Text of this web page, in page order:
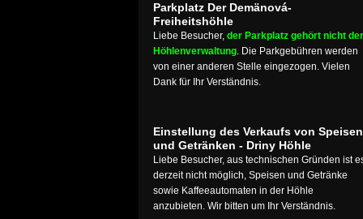
Parkplatz Der Demänová-
Freiheitshöhle
Liebe Besucher, der Parkplatz gehört nicht der
Höhlenverwaltung. Die Parkgebühren werden
von einer anderen Stelle eingezogen. Vielen
Dank für Ihr Verständnis.
Einstellung des Verkaufs von Speisen
und Getränken - Driny Höhle
Liebe Besucher, aus technischen Gründen ist
derzeit nicht möglich, Speisen und Getränke
sowie Kaffeeautomaten in der Höhle
anzubieten. Wir bitten um Ihr Verständnis.